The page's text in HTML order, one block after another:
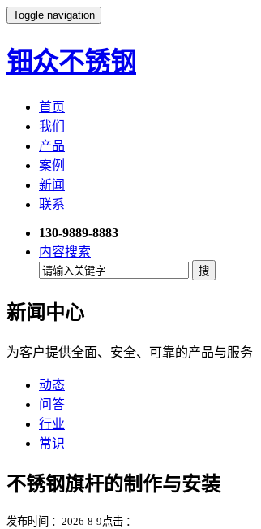
Toggle navigation
钿众不锈钢
首页
我们
产品
案例
新闻
联系
130-9889-8883
内容搜索
新闻中心
为客户提供全面、安全、可靠的产品与服务
动态
问答
行业
常识
不锈钢旗杆的制作与安装
发布时间 ：2026-8-9 点击 ：